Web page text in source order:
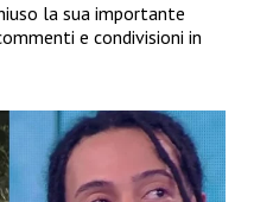
la sua importante
e condivisioni in